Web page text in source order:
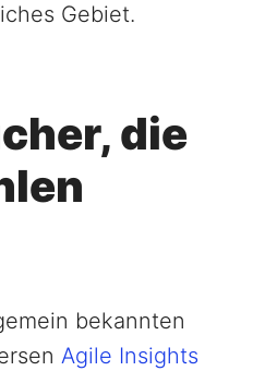
Gebiet.
die
bekannten
Agile Insights